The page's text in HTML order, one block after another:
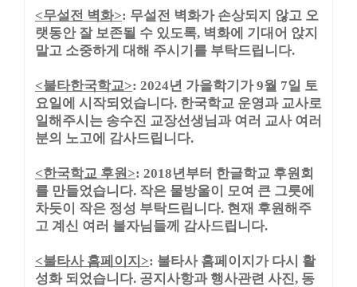
<무설전 벽화>: 무설전 벽화가 손상되지 않고 오
랫동안 잘 보존될 수 있도록, 벽화에 기대어 앉지
말고 소중하게 대해 주시기를 부탁드립니다.
<불타한국학교>: 2024년 가을학기가9월 7일 토
요일에 시작되었습니다. 한국학교 운영과 교사로
일해주시는 송수진 교장선생님과 여러 교사 여러
분의 노고에 감사드립니다.
<한국학교 후원 >: 2018년부터 한글학교 후원회
를 만들었습니다. 작은 물방울이 모여 큰 그릇에
차듯이 작은 정성 부탁드립니다. 현재 후원해주
고 계신 여러 불자님들께 감사드립니다.
<불타사 홈페이지 >: 불타사 홈페이지가 다시 활
성화 되었습니다. 공지사항과 행사관련 사진, 동